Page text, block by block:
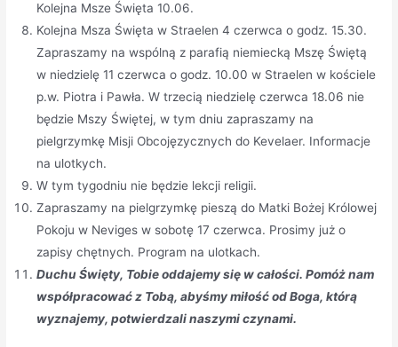
Kolejna Msze Święta 10.06.
Kolejna Msza Święta w Straelen 4 czerwca o godz. 15.30.
Zapraszamy na wspólną z parafią niemiecką Mszę Świętą
w niedzielę 11 czerwca o godz. 10.00 w Straelen w kościele
p.w. Piotra i Pawła. W trzecią niedzielę czerwca 18.06 nie
będzie Mszy Świętej, w tym dniu zapraszamy na
pielgrzymkę Misji Obcojęzycznych do Kevelaer. Informacje
na ulotkych.
W tym tygodniu nie będzie lekcji religii.
Zapraszamy na pielgrzymkę pieszą do Matki Bożej Królowej
Pokoju w Neviges w sobotę 17 czerwca. Prosimy już o
zapisy chętnych. Program na ulotkach.
Duchu Święty, Tobie oddajemy się w całości. Pomóż nam
współpracować z Tobą, abyśmy miłość od Boga, którą
wyznajemy, potwierdzali naszymi czynami.